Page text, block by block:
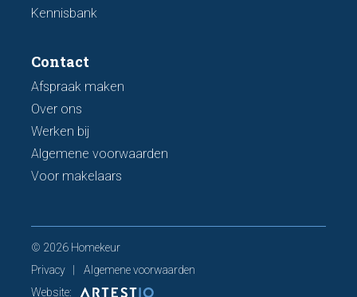
Kennisbank
Contact
Afspraak maken
Over ons
Werken bij
Algemene voorwaarden
Voor makelaars
© 2026 Homekeur
Privacy
Algemene voorwaarden
Website: